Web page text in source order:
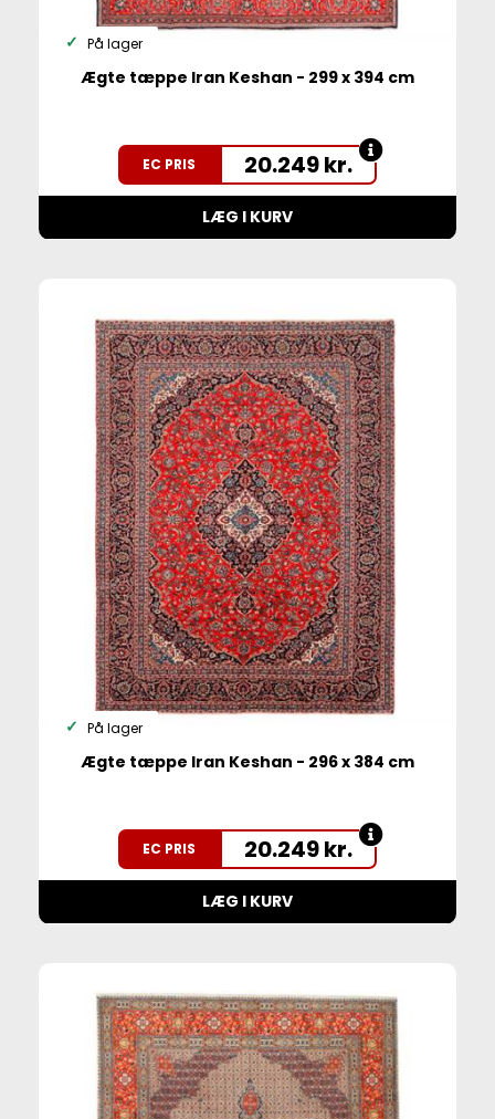
På lager
Ægte tæppe Iran Keshan - 299 x 394 cm
EC PRIS 20.249kr.
LÆG I KURV
På lager
Ægte tæppe Iran Keshan - 296 x 384 cm
EC PRIS 20.249kr.
LÆG I KURV